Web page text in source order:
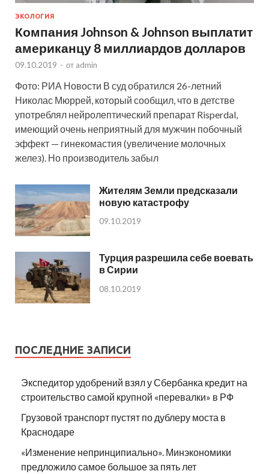
ЭКОЛОГИЯ
Компания Johnson & Johnson выплатит
американцу 8 миллиардов долларов
09.10.2019 - от admin
Фото: РИА Новости В суд обратился 26-летний
Николас Мюррей, который сообщил, что в детстве
употреблял нейролептический препарат Risperdal,
имеющий очень неприятный для мужчин побочный
эффект — гинекомастия (увеличение молочных
желез). Но производитель забыл
Жителям Земли предсказали
новую катастрофу
09.10.2019
Турция разрешила себе воевать
в Сирии
08.10.2019
ПОСЛЕДНИЕ ЗАПИСИ
Экспедитор удобрений взял у Сбербанка кредит на
строительство самой крупной «перевалки» в РФ
Грузовой транспорт пустят по дублеру моста в
Краснодаре
«Изменение непринципиально». Минэкономики
предложило самое большое за пять лет